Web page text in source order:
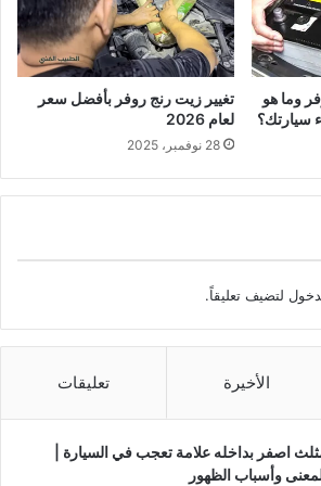
وما هو
سيارتك؟
تغيير زيت رنج روفر بأفضل سعر
لعام 2026
28 نوفمبر، 2025
لتضيف تعليقاً.
الأخيرة تعليقات
اصفر بداخله علامة تعجب في السيارة |
وأسباب الظهور